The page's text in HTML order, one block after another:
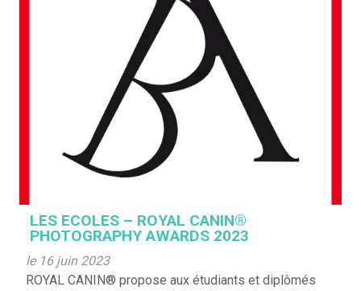
LES ECOLES – ROYAL CANIN®
PHOTOGRAPHY AWARDS 2023
le 16 juin 2023
ROYAL CANIN® propose aux étudiants et diplômés